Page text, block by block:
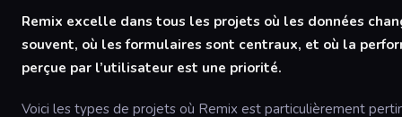
Remix excelle dans tous les projets où les données
souvent, où les formulaires sont centraux, et où la
perçue par l’utilisateur est une priorité.
Voici les types de projets où Remix est particulièrement